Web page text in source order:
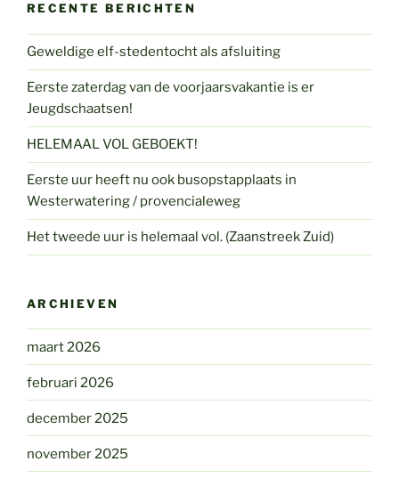
RECENTE BERICHTEN
Geweldige elf-stedentocht als afsluiting
Eerste zaterdag van de voorjaarsvakantie is er
Jeugdschaatsen!
HELEMAAL VOL GEBOEKT!
Eerste uur heeft nu ook busopstapplaats in
Westerwatering / provencialeweg
Het tweede uur is helemaal vol. (Zaanstreek Zuid)
ARCHIEVEN
maart 2026
februari 2026
december 2025
november 2025